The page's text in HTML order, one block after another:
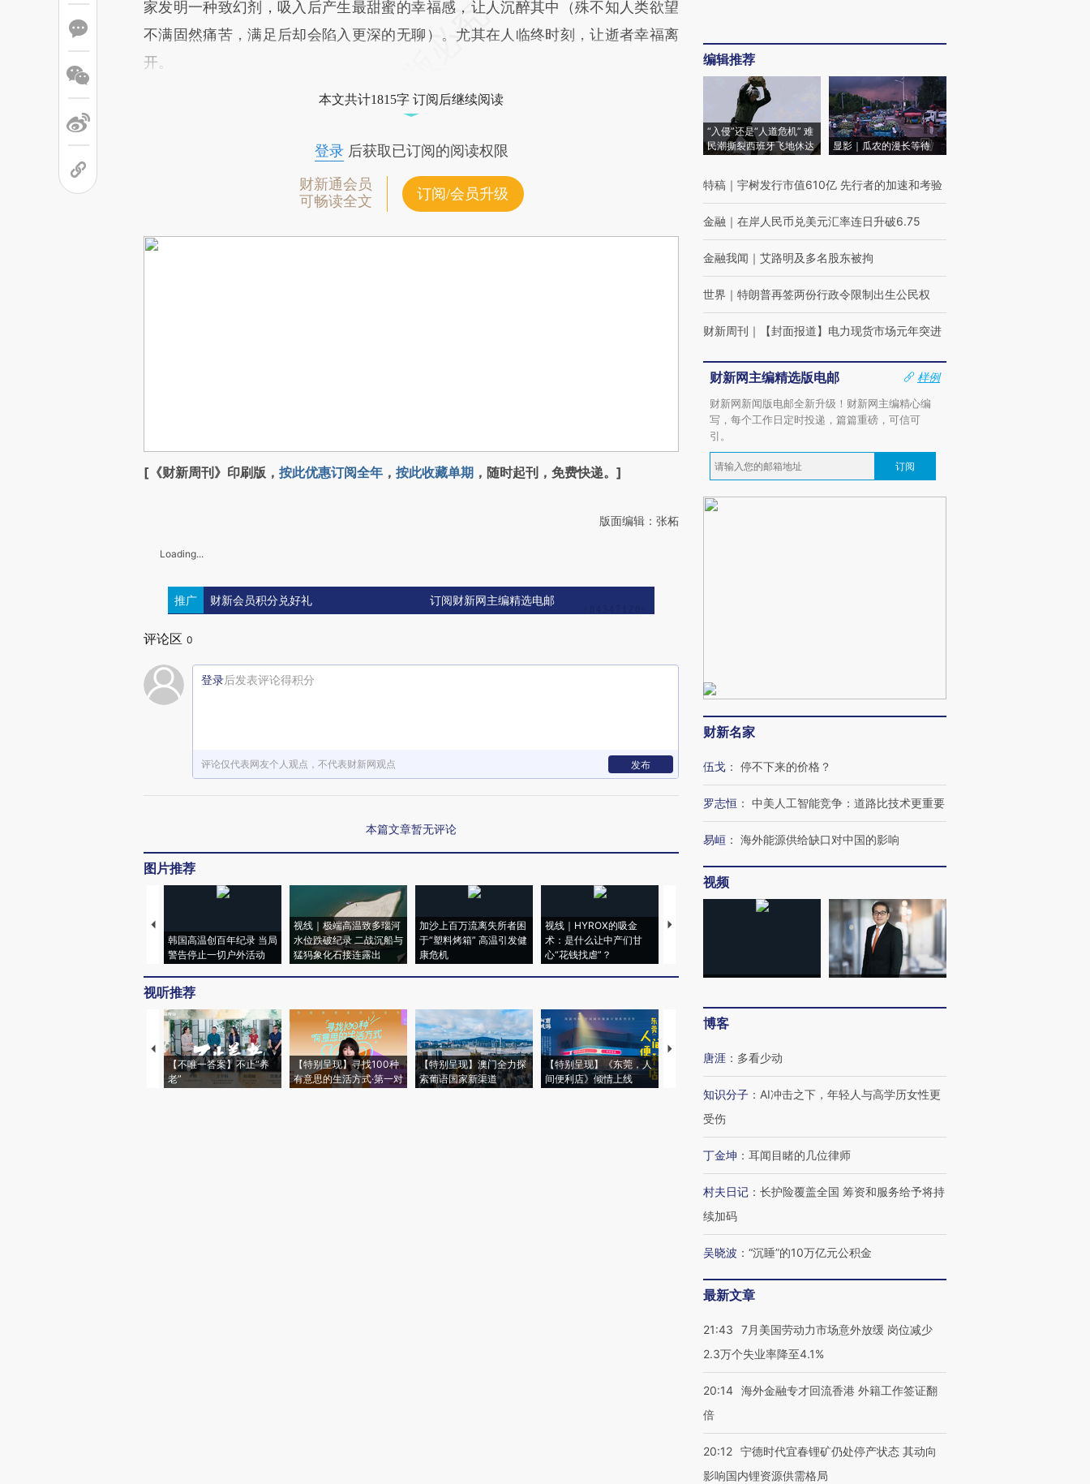
家发明一种致幻剂，吸入后产生最甜蜜的幸福感，让人沉醉其中（殊不知人类欲望
不满固然痛苦，满足后却会陷入更深的无聊）。尤其在人临终时刻，让逝者幸福离
开。
本文共计1815字 订阅后继续阅读
登录后获取已订阅的阅读权限
财新通会员
可畅读全文
订阅/会员升级
[《财新周刊》印刷版， 按此优惠订阅全年 ， 按此收藏单期 ，随时起刊，免费快递。]
版面编辑：张柘
Loading...
推广 财新会员积分兑好礼 订阅财新网主编精选电邮
评论区 0
登录后发表评论得积分
评论仅代表网友个人观点，不代表财新网观点 发布
本篇文章暂无评论
图片推荐
韩国高温创百年纪录 当局
警告停止一切户外活动
视线｜极端高温致多瑙河
水位跌破纪录 二战沉船与
猛犸象化石接连露出
加沙上百万流离失所者困
于“塑料烤箱” 高温引发健
康危机
视线｜HYROX的吸金
术：是什么让中产们甘
心“花钱找虐”？
马航飞行员跨国走私7万
视线｜被称为“蟑螂”的印
度Z世代 用街头抗争将教
育部长拱下台
视线｜“入侵”还是“人道危
机”？难民潮撕裂西班牙
飞地休达
视听推荐
【不唯一答案】不止“养
老”
【特别呈现】寻找100种
有意思的生活方式·第一对
【特别呈现】澳门全力探
索葡语国家新渠道
【特别呈现】《东莞，人
间便利店》倾情上线
【推广】走进第四届链博
会，让数智科技“链”接产
有意思的生活方式·第三对
住三大增长引擎是什么？
编辑推荐
“入侵”还是“人道危机” 难
民潮撕裂西班牙飞地休达
显影｜瓜农的漫长等待
特稿 ｜ 宇树发行市值610亿 先行者的加速和考验
金融 ｜ 在岸人民币兑美元汇率连日升破6.75
金融我闻 ｜ 艾路明及多名股东被拘
世界 ｜ 特朗普再签两份行政令限制出生公民权
财新周刊 ｜ 【封面报道】电力现货市场元年突进
财新网主编精选版电邮
样例
财新网新闻版电邮全新升级！财新网主编精心编
写，每个工作日定时投递，篇篇重磅，可信可
引。
订阅
财新名家
伍戈 ： 停不下来的价格？
罗志恒 ： 中美人工智能竞争：道路比技术更重要
易峘 ： 海外能源供给缺口对中国的影响
视频
博客
唐涯 ： 多看少动
知识分子 ： AI冲击之下，年轻人与高学历女性更
受伤
丁金坤 ： 耳闻目睹的几位律师
村夫日记 ： 长护险覆盖全国 筹资和服务给予将持
续加码
吴晓波 ： “沉睡”的10万亿元公积金
最新文章
21:43
7月美国劳动力市场意外放缓 岗位减少
2.3万个失业率降至4.1%
20:14 海外金融专才回流香港 外籍工作签证翻
倍
20:12 宁德时代宜春锂矿仍处停产状态 其动向
影响国内锂资源供需格局